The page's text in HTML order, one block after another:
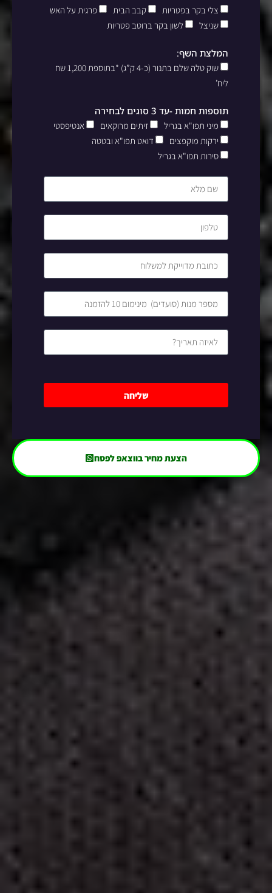
צלי בקר בפטריות
קבב הבית
פרגית על האש
שניצל
לשון בקר ברוטב פטריות
המלצת השף:
שוק טלה שלם בתנור (כ-4 ק”ג) *בתוספת 1,200 שח
ליח’
תוספות חמות -עד 3 סוגים לבחירה
מיני תפו"א בגריל זיתים מרוקאים
אנטיפסטי
ירקות מוקפצים
דואט תפו"א ובטטה
סירות תפו"א בגריל
שליחה
הצעת מחיר בווצאפ לפסח